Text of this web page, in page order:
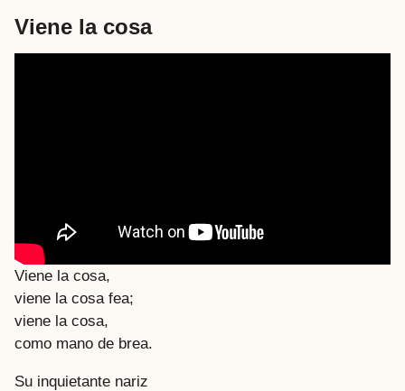
Viene la cosa
Viene la cosa,
viene la cosa fea;
viene la cosa,
como mano de brea.
Su inquietante nariz